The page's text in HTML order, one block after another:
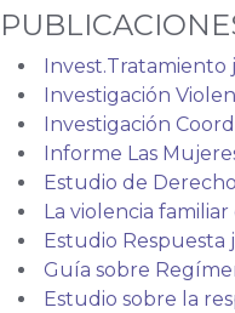
Invest.Tratamiento
Investigación
Investigación
Informe Las
Estudio de
La violencia
Estudio Respuesta
Guía sobre
Estudio sobre la